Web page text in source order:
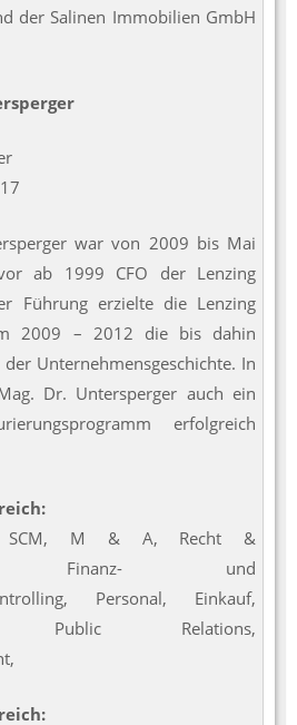
der Salinen Immobilien GmbH
war von 2009 bis Mai
ab 1999 CFO der Lenzing
Führung erzielte die Lenzing
2009 – 2012 die bis dahin
Unternehmensgeschichte. In
Dr. Untersperger auch ein
erfolgreich
SCM, M & A, Recht &
Finanz- und
Personal, Einkauf,
Public Relations,